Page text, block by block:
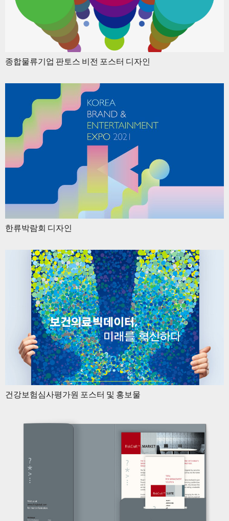
종합물류기업 판토스 비전 포스터 디자인
한류박람회 디자인
건강보험심사평가원 포스터 및 홍보물